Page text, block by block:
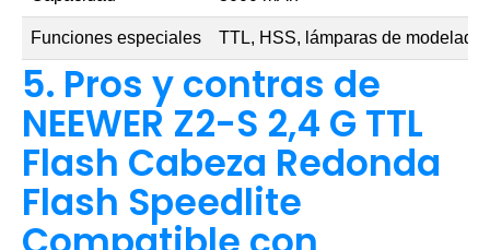
Funciones especiales TTL, HSS, lámparas de modelado
5. Pros y contras de
NEEWER Z2-S 2,4 G TTL
Flash Cabeza Redonda
Flash Speedlite